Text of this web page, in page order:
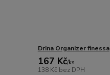
Drina Organizer finessa
167 Kč/ks
138 Kč bez DPH